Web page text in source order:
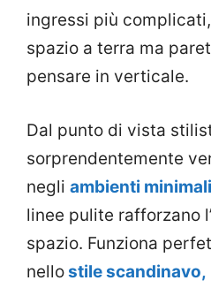
ingressi più
spazio a terra ma
pensare in verticale.
Dal punto di vista
sorprendentemente
negli ambienti
linee pulite rafforzano
spazio. Funziona
nellostile scandinavo,